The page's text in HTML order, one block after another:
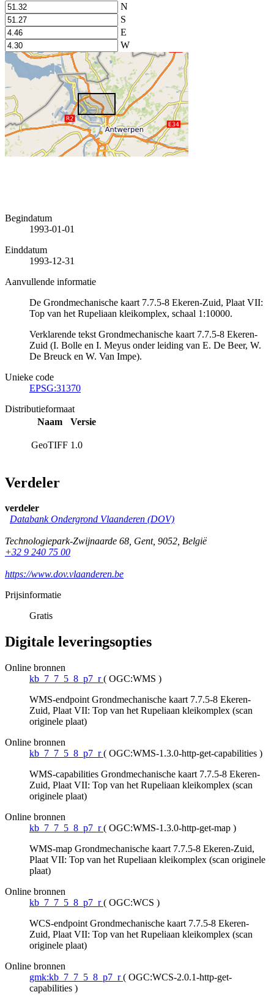
N
S
E
W
Begindatum
1993-01-01
Einddatum
1993-12-31
Aanvullende informatie
De Grondmechanische kaart 7.7.5-8 Ekeren-Zuid, Plaat VII:
Top van het Rupeliaan kleikomplex, schaal 1:10000.
Verklarende tekst Grondmechanische kaart 7.7.5-8 Ekeren-
Zuid (I. Bolle en I. Meyus onder leiding van E. De Beer, W.
De Breuck en W. Van Impe).
Unieke code
EPSG:31370
Distributieformaat
Naam
Versie
GeoTIFF 1.0
Verdeler
verdeler
Databank Ondergrond Vlaanderen (DOV)
Technologiepark-Zwijnaarde 68, Gent, 9052, België
+32 9 240 75 00
https://www.dov.vlaanderen.be
Prijsinformatie
Gratis
Digitale leveringsopties
Online bronnen
kb_7_7_5_8_p7_r ( OGC:WMS )
WMS-endpoint Grondmechanische kaart 7.7.5-8 Ekeren-
Zuid, Plaat VII: Top van het Rupeliaan kleikomplex (scan
originele plaat)
Online bronnen
kb_7_7_5_8_p7_r ( OGC:WMS-1.3.0-http-get-capabilities )
WMS-capabilities Grondmechanische kaart 7.7.5-8 Ekeren-
Zuid, Plaat VII: Top van het Rupeliaan kleikomplex (scan
originele plaat)
Online bronnen
kb_7_7_5_8_p7_r ( OGC:WMS-1.3.0-http-get-map )
WMS-map Grondmechanische kaart 7.7.5-8 Ekeren-Zuid,
Plaat VII: Top van het Rupeliaan kleikomplex (scan originele
plaat)
Online bronnen
kb_7_7_5_8_p7_r ( OGC:WCS )
WCS-endpoint Grondmechanische kaart 7.7.5-8 Ekeren-
Zuid, Plaat VII: Top van het Rupeliaan kleikomplex (scan
originele plaat)
Online bronnen
gmk:kb_7_7_5_8_p7_r ( OGC:WCS-2.0.1-http-get-
capabilities )